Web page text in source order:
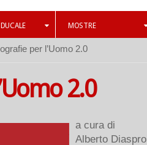
MOSTRE
per l’Uomo 2.0
2.0
a cura di
Alberto Diaspro